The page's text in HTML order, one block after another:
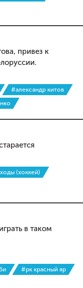
привез к
#александр китов
(хоккей)
в таком
#рк красный яр